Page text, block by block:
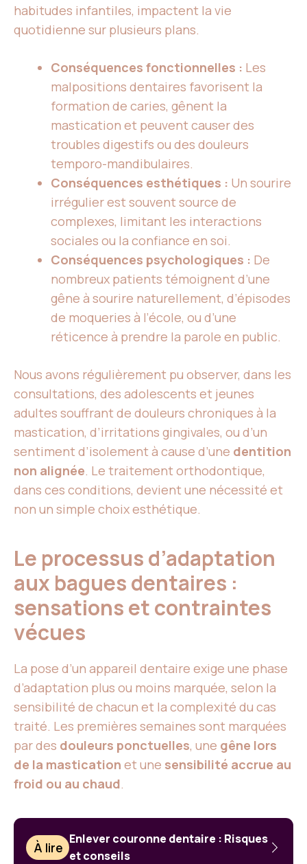
habitudes infantiles, impactent la vie
quotidienne sur plusieurs plans.
Conséquences fonctionnelles : Les
malpositions dentaires favorisent la
formation de caries, gênent la
mastication et peuvent causer des
troubles digestifs ou des douleurs
temporo-mandibulaires.
Conséquences esthétiques : Un sourire
irrégulier est souvent source de
complexes, limitant les interactions
sociales ou la confiance en soi.
Conséquences psychologiques : De
nombreux patients témoignent d’une
gêne à sourire naturellement, d’épisodes
de moqueries à l’école, ou d’une
réticence à prendre la parole en public.
Nous avons régulièrement pu observer, dans les
consultations, des adolescents et jeunes
adultes souffrant de douleurs chroniques à la
mastication, d’irritations gingivales, ou d’un
sentiment d’isolement à cause d’une dentition
non alignée. Le traitement orthodontique,
dans ces conditions, devient une nécessité et
non un simple choix esthétique.
Le processus d’adaptation
aux bagues dentaires :
sensations et contraintes
vécues
La pose d’un appareil dentaire exige une phase
d’adaptation plus ou moins marquée, selon la
sensibilité de chacun et la complexité du cas
traité. Les premières semaines sont marquées
par des douleurs ponctuelles, une gêne lors
de la mastication et une sensibilité accrue au
froid ou au chaud.
À lire
Enlever couronne dentaire : Risques
et conseils